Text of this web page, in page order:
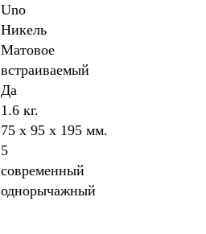
Uno
Никель
Матовое
встраиваемый
Да
1.6 кг.
75 x 95 x 195 мм.
5
современный
однорычажный